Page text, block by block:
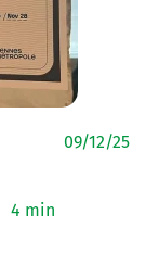
4 min
09/12/25